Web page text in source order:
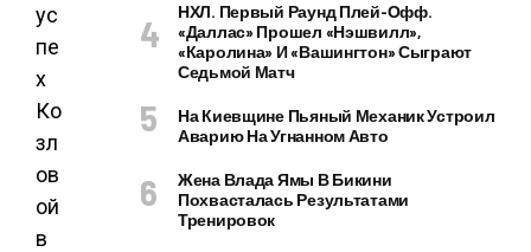
НХЛ. Первый Раунд Плей-Офф.
«Даллас» Прошел «Нэшвилл»,
«Каролина» И «Вашингтон» Сыграют
Седьмой Матч
На Киевщине Пьяный Механик Устроил
Аварию На Угнанном Авто
Жена Влада Ямы В Бикини
Похвасталась Результатами
Тренировок